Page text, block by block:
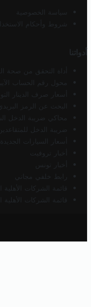
سياسة الخصوصية
شروط وأحكام
أدواتنا
أداة التحقق من صحة
محول رقم الحساب
أسعار صرف الدينار
البحث عن الرمز
محاكي ضريبة الدخل
ضريبة الدخل
أسعار السيارات
أخبار تروفيت
أخبار تونس
رابط خلفي مجاني
قائمة الشركات الأهلية
قائمة الشركات الأهلية